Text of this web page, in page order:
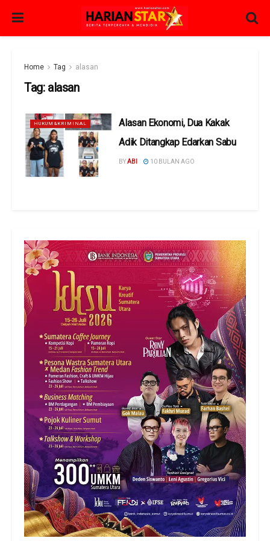
Home Tag alasan
Tag: alasan
HUKUM&KRIMINAL
Alasan Ekonomi, Dua Kakak
Adik Ditangkap Edarkan Sabu
BYABI 10 BULAN AGO